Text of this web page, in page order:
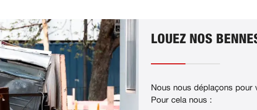
LOUEZ NOS
Nous nous déplaçons pour
Pour cela nous :